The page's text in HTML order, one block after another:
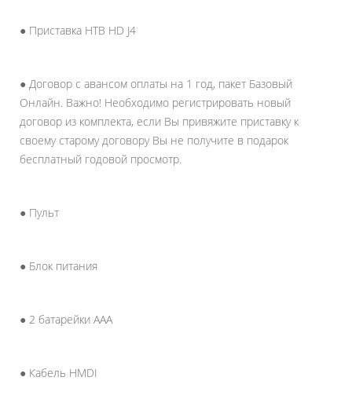
● Приставка НТВ HD J4
● Договор с авансом оплаты на 1 год, пакет Базовый
Онлайн. Важно! Необходимо регистрировать новый
договор из комплекта, если Вы привяжите приставку к
своему старому договору Вы не получите в подарок
бесплатный годовой просмотр.
● Пульт
● Блок питания
● 2 батарейки AAA
● Кабель HMDI